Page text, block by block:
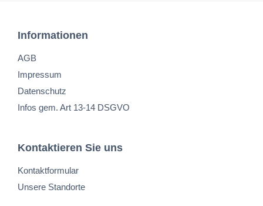
Informationen
AGB
Impressum
Datenschutz
Infos gem. Art 13-14 DSGVO
Kontaktieren Sie uns
Kontaktformular
Unsere Standorte